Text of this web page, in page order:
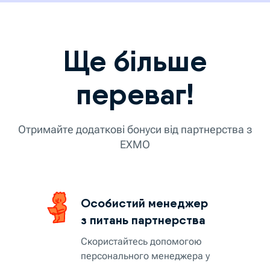
Ще більше
переваг!
Отримайте додаткові бонуси від партнерства з
EXMO
Особистий менеджер
з питань партнерства
Скористайтесь допомогою
персонального менеджера у